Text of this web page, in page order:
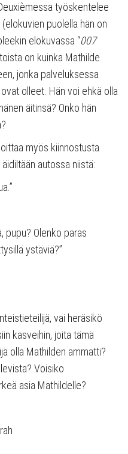
työskentelee
puolella hän on
elokuvassa “007
on kuinka Mathilde
jonka palveluksessa
olleet. Hän voi ehkä olla
äitinsä? Onko hän
myös kiinnostusta
autossa niistä:
pupu? Olenko paras
ystäviä?”
vai heräsikö
kasveihin, joita tämä
olla Mathilden ammatti?
Voisiko
asia Mathildelle?